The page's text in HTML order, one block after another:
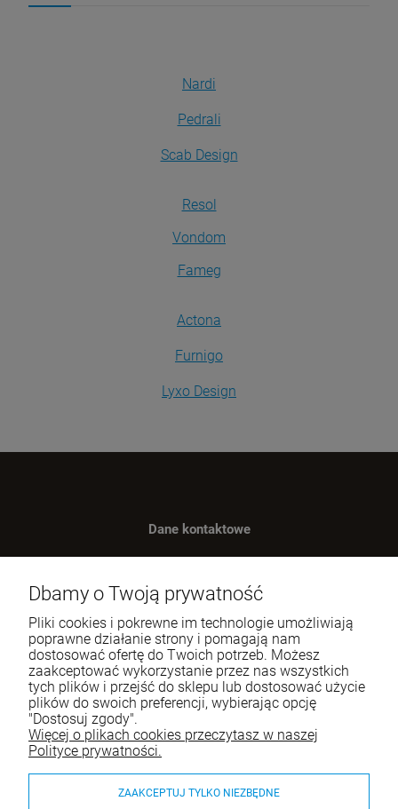
Nardi
Pedrali
Scab Design
Resol
Vondom
Fameg
Actona
Furnigo
Lyxo Design
Dane kontaktowe
ul. Wręczycka 268
42-202 Częstochowa
NIP: 9492236947
Tel.:
795-760-030
E-mail: sklep@itali.pl
Pomoc
Moje konto
Dbamy o Twoją prywatność
Pliki cookies i pokrewne im technologie umożliwiają
poprawne działanie strony i pomagają nam
dostosować ofertę do Twoich potrzeb. Możesz
zaakceptować wykorzystanie przez nas wszystkich
tych plików i przejść do sklepu lub dostosować użycie
plików do swoich preferencji, wybierając opcję
"Dostosuj zgody".
Więcej o plikach cookies przeczytasz w naszej
Polityce prywatności.
ZAAKCEPTUJ TYLKO NIEZBĘDNE